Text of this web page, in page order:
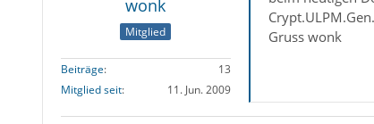
wonk
Mitglied
Beiträge
13
Mitglied seit
11. Jun. 2009
Gruss wonk